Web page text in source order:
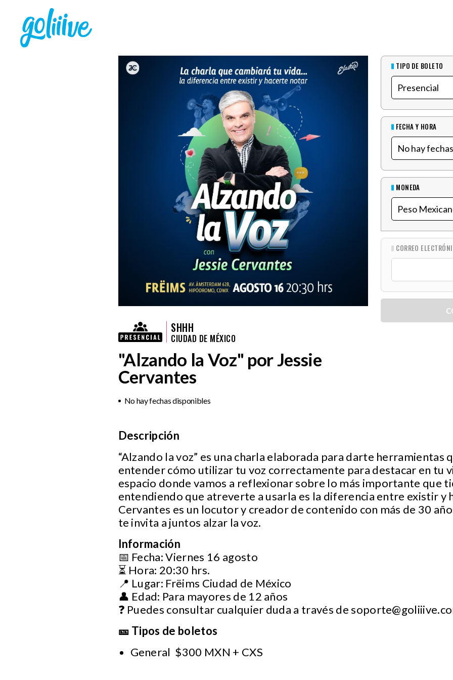
SHHH
CIUDAD DE MÉXICO
"Alzando la Voz" por Jessie
Cervantes
No hay fechas disponibles
TIPO DE BOLETO
FECHA Y HORA
MONEDA
CORREO
Descripción
“Alzando la voz” es una charla elaborada para darte herramientas
entender cómo utilizar tu voz correctamente para destacar en tu
espacio donde vamos a reflexionar sobre lo más importante que
entendiendo que atreverte a usarla es la diferencia entre existir y
Cervantes es un locutor y creador de contenido con más de 30
te invita a juntos alzar la voz.
Información
📅 Fecha: Viernes 16 agosto
⏳ Hora: 20:30 hrs.
📍 Lugar: Frëims Ciudad de México
👤 Edad: Para mayores de 12 años
❓ Puedes consultar cualquier duda a través de
🎫 Tipos de boletos
General $300 MXN + CXS